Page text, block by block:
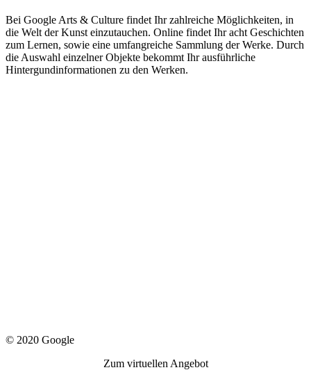
Bei Google Arts & Culture findet Ihr zahlreiche Möglichkeiten, in
die Welt der Kunst einzutauchen. Online findet Ihr acht Geschichten
zum Lernen, sowie eine umfangreiche Sammlung der Werke. Durch
die Auswahl einzelner Objekte bekommt Ihr ausführliche
Hintergundinformationen zu den Werken.
© 2020 Google
Zum virtuellen Angebot